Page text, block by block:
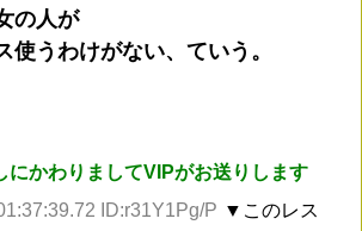
の人が
使うわけがない、ていう。
にかわりましてVIPがお送りします
ID:r31Y1Pg/P ▼このレス